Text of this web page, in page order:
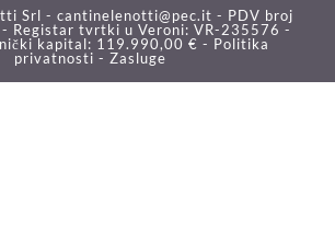
Srl - cantinelenotti@pec.it - PDV broj
Registar tvrtki u Veroni: VR-235576 -
kapital: 119.990,00 € - Politika
privatnosti - Zasluge